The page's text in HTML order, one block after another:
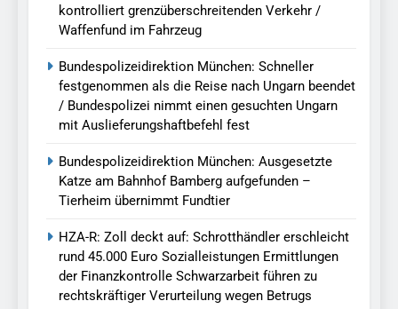
kontrolliert grenzüberschreitenden Verkehr /
Waffenfund im Fahrzeug
Bundespolizeidirektion München: Schneller
festgenommen als die Reise nach Ungarn beendet
/ Bundespolizei nimmt einen gesuchten Ungarn
mit Auslieferungshaftbefehl fest
Bundespolizeidirektion München: Ausgesetzte
Katze am Bahnhof Bamberg aufgefunden –
Tierheim übernimmt Fundtier
HZA-R: Zoll deckt auf: Schrotthändler erschleicht
rund 45.000 Euro Sozialleistungen Ermittlungen
der Finanzkontrolle Schwarzarbeit führen zu
rechtskräftiger Verurteilung wegen Betrugs